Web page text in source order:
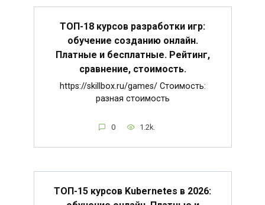
ТОП-18 курсов разработки игр:
обучение созданию онлайн.
Платные и бесплатные. Рейтинг,
сравнение, стоимость.
https://skillbox.ru/games/ Стоимость:
разная стоимость
0 1.2k.
ТОП-15 курсов Kubernetes в 2026: